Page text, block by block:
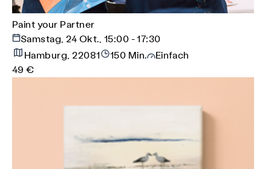
Paint your Partner
Samstag, 24 Okt., 15:00 - 17:30
Hamburg, 22081
150 Min.
Einfach
49 €